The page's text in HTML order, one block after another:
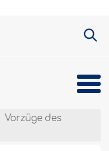
Vorzüge des